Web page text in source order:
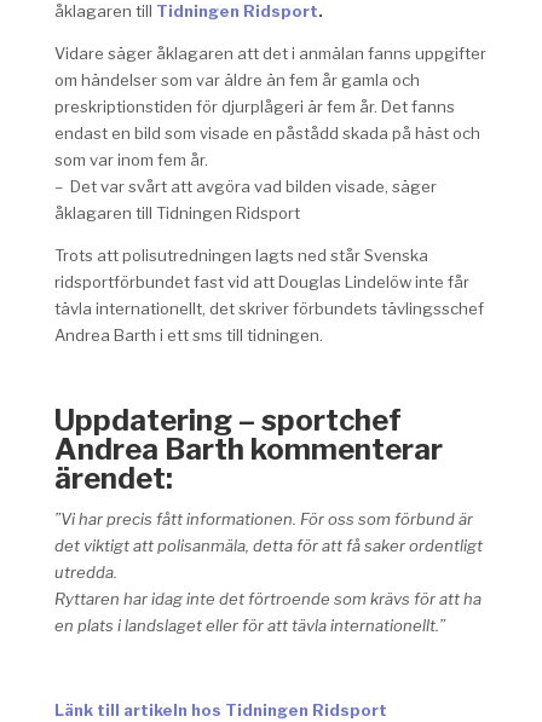
åklagaren till Tidningen Ridsport.
Vidare säger åklagaren att det i anmälan fanns uppgifter
om händelser som var äldre än fem år gamla och
preskriptionstiden för djurplågeri är fem år. Det fanns
endast en bild som visade en påstådd skada på häst och
som var inom fem år.
– Det var svårt att avgöra vad bilden visade, säger
åklagaren till Tidningen Ridsport
Trots att polisutredningen lagts ned står Svenska
ridsportförbundet fast vid att Douglas Lindelöw inte får
tävla internationellt, det skriver förbundets tävlingsschef
Andrea Barth i ett sms till tidningen.
Uppdatering – sportchef
Andrea Barth kommenterar
ärendet:
”Vi har precis fått informationen. För oss som förbund är
det viktigt att polisanmäla, detta för att få saker ordentligt
utredda.
Ryttaren har idag inte det förtroende som krävs för att ha
en plats ilandslaget eller för att tävla internationellt.”
Länk till artikeln hos Tidningen Ridsport